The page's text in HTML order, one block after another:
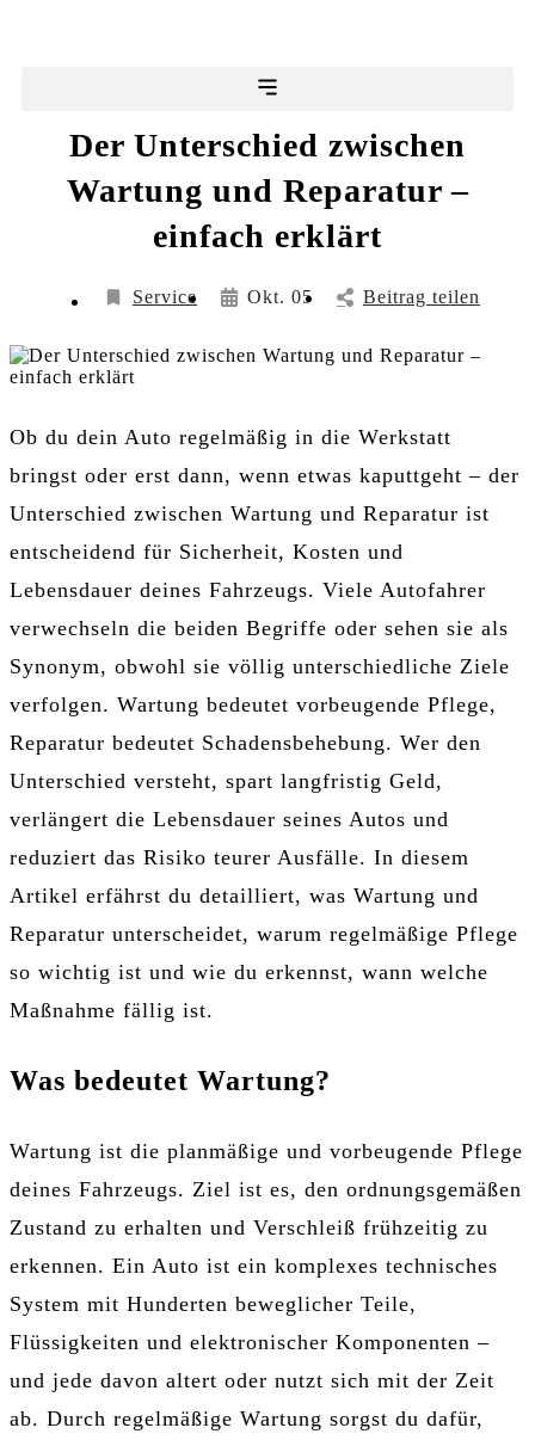
Der Unterschied zwischen
Wartung und Reparatur –
einfach erklärt
Service Okt. 05 Beitrag teilen
Ob du dein Auto regelmäßig in die Werkstatt
bringst oder erst dann, wenn etwas kaputtgeht – der
Unterschied zwischen Wartung und Reparatur ist
entscheidend für Sicherheit, Kosten und
Lebensdauer deines Fahrzeugs. Viele Autofahrer
verwechseln die beiden Begriffe oder sehen sie als
Synonym, obwohl sie völlig unterschiedliche Ziele
verfolgen. Wartung bedeutet vorbeugende Pflege,
Reparatur bedeutet Schadensbehebung. Wer den
Unterschied versteht, spart langfristig Geld,
verlängert die Lebensdauer seines Autos und
reduziert das Risiko teurer Ausfälle. In diesem
Artikel erfährst du detailliert, was Wartung und
Reparatur unterscheidet, warum regelmäßige Pflege
so wichtig ist und wie du erkennst, wann welche
Maßnahme fällig ist.
Was bedeutet Wartung?
Wartung ist die planmäßige und vorbeugende Pflege
deines Fahrzeugs. Ziel ist es, den ordnungsgemäßen
Zustand zu erhalten und Verschleiß frühzeitig zu
erkennen. Ein Auto ist ein komplexes technisches
System mit Hunderten beweglicher Teile,
Flüssigkeiten und elektronischer Komponenten –
und jede davon altert oder nutzt sich mit der Zeit
ab. Durch regelmäßige Wartung sorgst du dafür,